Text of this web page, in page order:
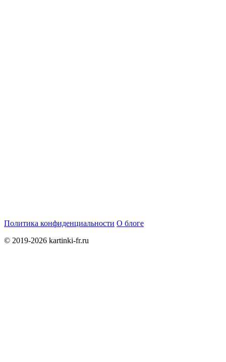
Политика конфиденциальности О блоге
© 2019-2026 kartinki-fr.ru